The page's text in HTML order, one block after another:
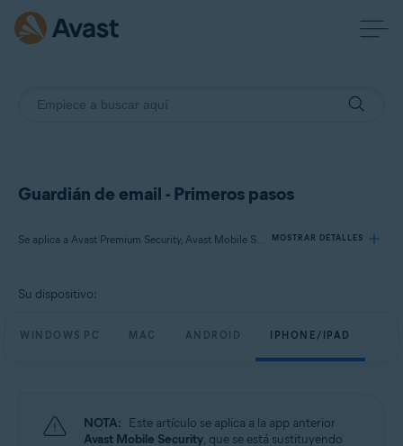
Guardián de email - Primeros pasos
Se aplica a Avast Premium Security, Avast Mobile Security Premium MOSTRAR DETALLES
Avast Premium Security
Su dispositivo:
WINDOWS PC MAC ANDROID IPHONE/IPAD
NOTA: Este artículo se aplica a la app anterior
Avast Mobile Security, que se está sustituyendo